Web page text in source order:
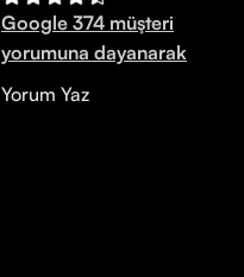
Google 374 müşteri
yorumuna dayanarak
Yorum Yaz